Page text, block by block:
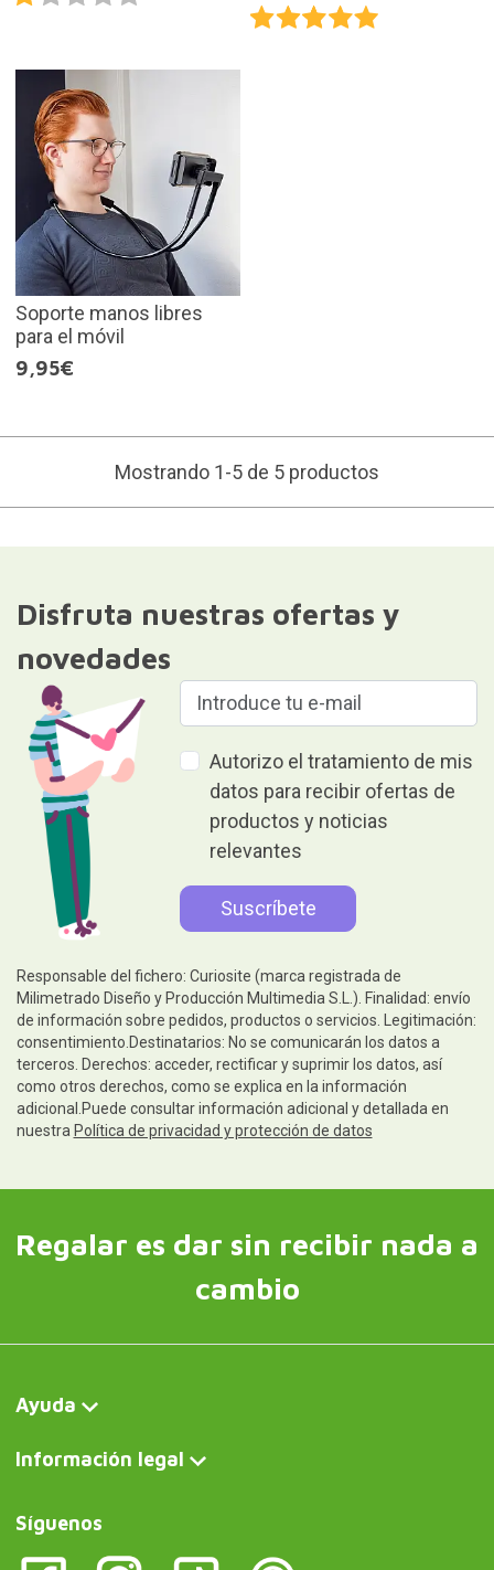
Soporte manos libres
para el móvil
9,95€
Mostrando 1-5 de 5 productos
Disfruta nuestras ofertas y
novedades
Autorizo el tratamiento de mis
datos para recibir ofertas de
productos y noticias
relevantes
Responsable del fichero: Curiosite (marca registrada de
Milimetrado Diseño y Producción Multimedia S.L.). Finalidad: envío
de información sobre pedidos, productos o servicios. Legitimación:
consentimiento.Destinatarios: No se comunicarán los datos a
terceros. Derechos: acceder, rectificar y suprimir los datos, así
como otros derechos, como se explica en la información
adicional.Puede consultar información adicional y detallada en
nuestra Política de privacidad y protección de datos
Regalar es dar sin recibir nada a
cambio
Ayuda
Información legal
Síguenos